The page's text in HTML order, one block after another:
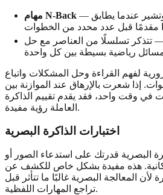
مهام N-Back — تراقب تيارًا من العناصر وتشير عندما يطابق
تتذكر تسلسلًا من العناصر مع حل
لفهم القراءة وحل المشكلات واتباع
إذا شعرت بالإرهاق عند الموازنة بين
في وقت واحد، فقد يقدم تقييم الذاكرة
العاملة رؤية مفيدة.
اختبارات الذاكرة البصرية
البصرية قدرتك على استدعاء الصور أو
هذه مفيدة بشكل خاص للكشف عن
لأن المعالجة البصرية غالبًا ما تتأثر قبل
تراجع المهارات اللفظية.